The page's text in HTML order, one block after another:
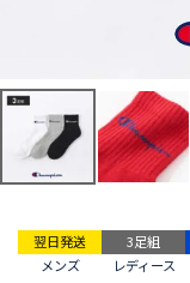
翌日発送 3足組
メンズ
レディース